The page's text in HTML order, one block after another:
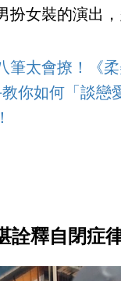
扮女裝的演出
筆太會撩！《
你如何「談戀
詮釋自閉症